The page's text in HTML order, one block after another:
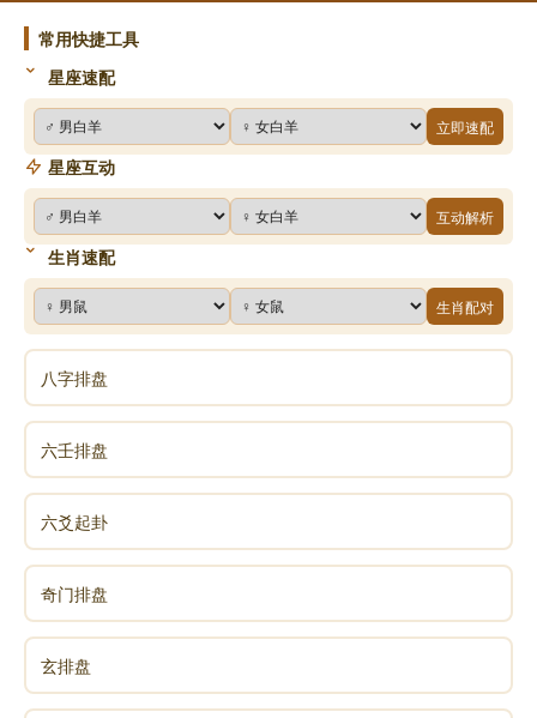
啊！故曰“显诸仁，藏诸用，鼓万物而不与圣人同忧，盛
德大业至矣哉！”
使《易》道广布于天下，使天下人充分地拥有
《易》道，这就是圣人之大业；让礼崩乐坏的社会复于
正道，并使这种趋势天天都有新的变化，这就是圣人之
盛德。故曰“富有之谓大业，日新之谓盛德”。《易》以
卦推演其道，卦中有爻，不停地消息，阳消则阴息，阴
消则阳息；息长是主动的，消亡是被迫的。故爻只有不
断地息长，才能推动卦随着时间的变化不停地演化。故
曰“生生之谓《易》”。生生者，万物变化之原动力也。
在《易》中，积极主动、追求成就之象谓之乾德；
从不争先，唯效法顺从的谓之坤道。《易》以“艮为
成”，又“艮为终则有始”也，终则有始者为大成。又《周
易·乾·文言》中说：“君子以成德为行，日可见之行
也。”以成德为行者，君子之道也，乾道也，故曰“成象
之谓乾”。《易》以“坤为顺”，《周易·坤·文言》中
说：“坤道其顺乎！承天而时行。”坤道顺从，从不争功
争先，故以效法为其德，故曰“效法之谓坤”。
常用快捷工具
星座速配
立即速配
星座互动
互动解析
生肖速配
生肖配对
八字排盘
六壬排盘
六爻起卦
奇门排盘
玄排盘